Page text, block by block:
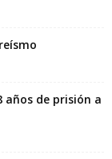
años de prisión a